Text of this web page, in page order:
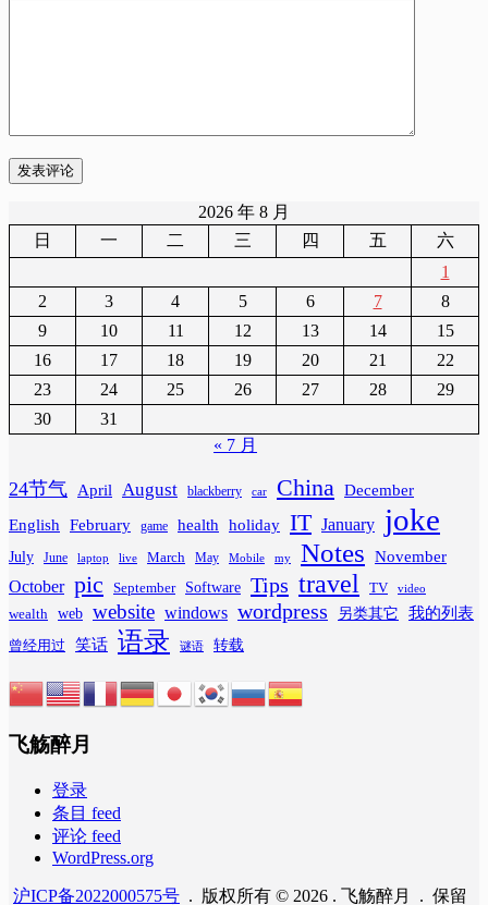
发表评论
2026 年 8 月
日
一 二 三 四 五
六
1
2
3 4 5 6 7
8
9
10 11 12 13 14
15
16
17 18 19 20 21
22
23
24 25 26 27 28
29
30
31
« 7 月
24节气 April August blackberry car China
December
English
February game health holiday IT January joke
July June laptop live March May Mobile my Notes November
October pic September Software Tips travel TV video
wealth web website windows wordpress 另类其它 我的列表
曾经用过 笑话 语录 谜语 转载
飞觞醉月
登录
条目 feed
评论 feed
WordPress.org
沪ICP备2022000575号 . 版权所有 © 2026 . 飞觞醉月 . 保留